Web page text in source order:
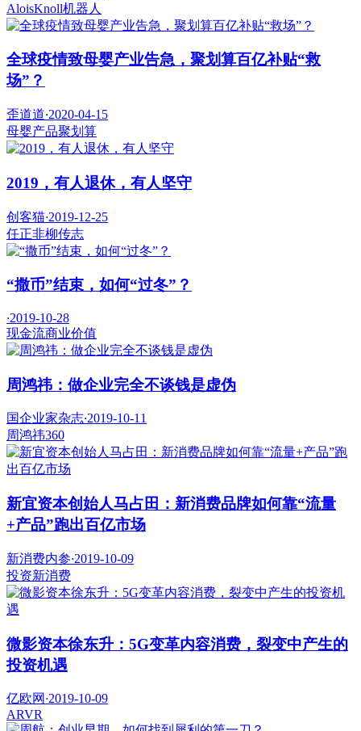
AloisKnoll机器人
全球疫情致母婴产业告急，聚划算百亿补贴“救
场”？
歪道道·2020-04-15
母婴产品聚划算
2019，有人退休，有人坚守
创客猫·2019-12-25
任正非柳传志
“撒币”结束，如何“过冬”？
·2019-10-28
现金流商业价值
周鸿祎：做企业完全不谈钱是虚伪
国企业家杂志·2019-10-11
周鸿祎360
新宜资本创始人马占田：新消费品牌如何靠“流量
+产品”跑出百亿市场
新消费内参·2019-10-09
投资新消费
微影资本徐东升：5G变革内容消费，裂变中产生的
投资机遇
亿欧网 ·2019-10-09
ARVR